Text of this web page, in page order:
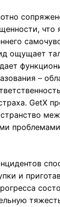
что
ощущает
–
GetX
и